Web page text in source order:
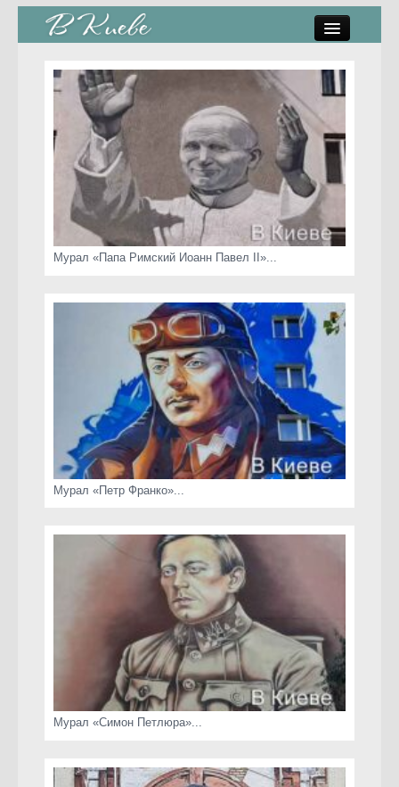
стрит-арт
коты Киева
скамейки
часы Киева
Мурал «Папа Римский Иоанн Павел II»...
Мурал «Петр Франко»...
Мурал «Симон Петлюра»...